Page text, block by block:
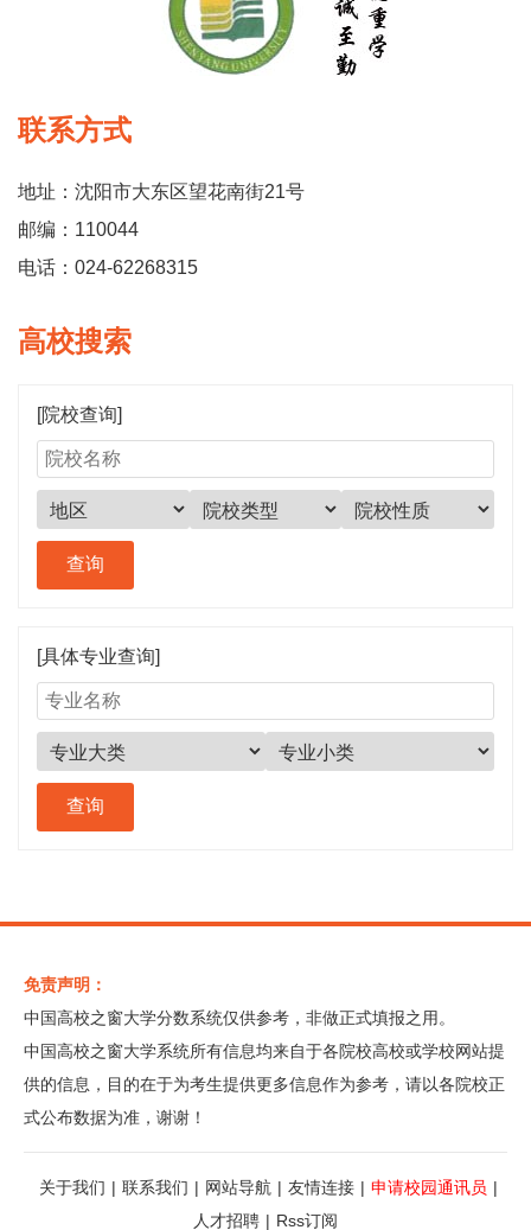
联系方式
地址：沈阳市大东区望花南街21号
邮编：110044
电话：024-62268315
高校搜索
[院校查询]
[具体专业查询]
免责声明：
中国高校之窗大学分数系统仅供参考，非做正式填报之用。
中国高校之窗大学系统所有信息均来自于各院校高校或学校网站提
供的信息，目的在于为考生提供更多信息作为参考，请以各院校正
式公布数据为准，谢谢！
关于我们 | 联系我们 | 网站导航 | 友情连接 | 申请校园通讯员 |
人才招聘 | Rss订阅